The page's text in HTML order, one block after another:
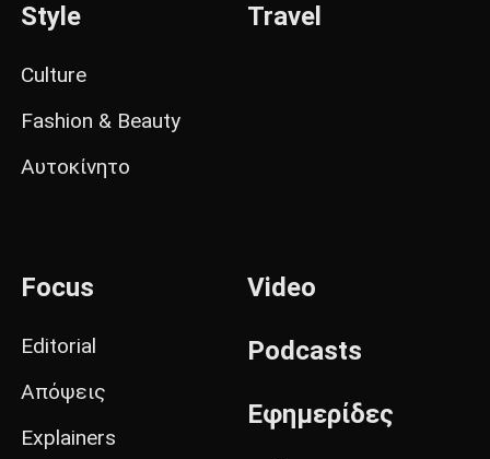
Style
Culture
Fashion & Beauty
Αυτοκίνητο
Travel
Focus
Editorial
Απόψεις
Explainers
Video
Podcasts
Εφημερίδες